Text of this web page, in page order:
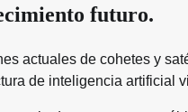
futuro.
actuales de cohetes y
de inteligencia artificial